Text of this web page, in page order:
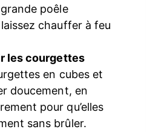
grande poêle
chauffer à feu
les courgettes
en cubes et
doucement, en
pour qu’elles
sans brûler.